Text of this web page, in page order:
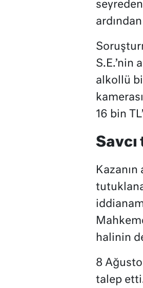
S.E.’nin
alkollü
16 bin
halinin
8
talep